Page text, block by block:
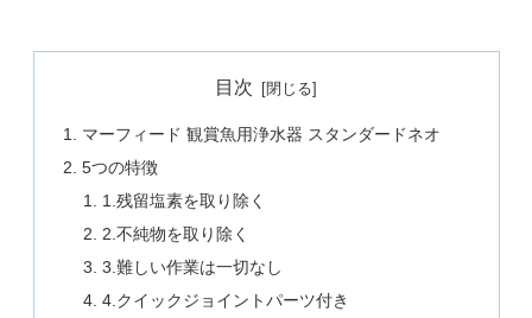
目次
マーフィード 観賞魚用浄水器 スタンダードネオ
5つの特徴
1.残留塩素を取り除く
2.不純物を取り除く
3.難しい作業は一切なし
4.クイックジョイントパーツ付き